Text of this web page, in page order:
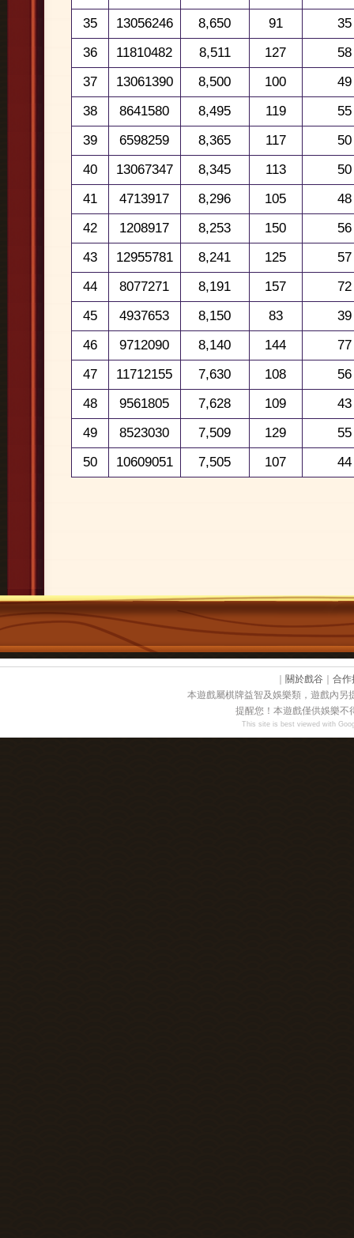
35
13056246 8,650 91
35
36
11810482 8,511 127
58
37
13061390 8,500 100
49
38
8641580 8,495 119
55
39
6598259 8,365 117
50
40
13067347 8,345 113
50
41
4713917 8,296 105
48
42
1208917 8,253 150
56
43
12955781 8,241 125
57
44
8077271 8,191 157
72
45
4937653 8,150 83
39
46
9712090 8,140 144
77
47
11712155 7,630 108
56
48
9561805 7,628 109
43
49
8523030 7,509 129
55
50
10609051 7,505 107 44